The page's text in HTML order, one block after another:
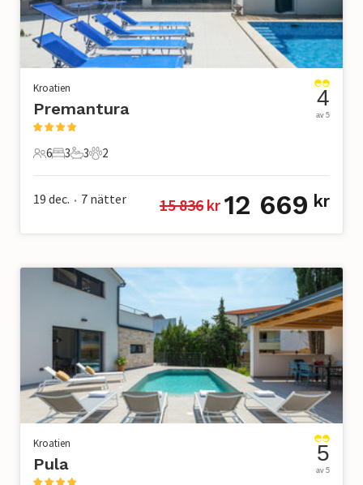
Kroatien
Premantura
6 Gäster
6
3 Sovrum
3
3 Badrum
3
2 Husdjur
2
4
av 5
19 dec. • 7 nätter 15 836 kr 12 669 kr
Kroatien
Pula 5
av 5